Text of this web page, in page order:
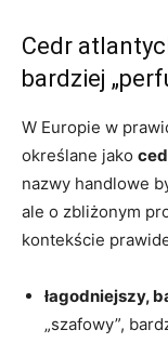
Cedr
bardziej
W Europie w
określane jako
nazwy handlowe
ale o zbliżonym
kontekście
łagodniejszy,
„szafowy”,